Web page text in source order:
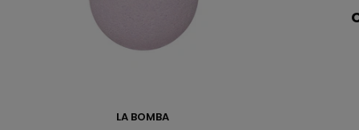
LA BOMBA